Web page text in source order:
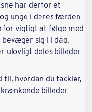
har derfor et
unge i deres færden
vigtigt at følge med
sig i i dag.
ulovligt deles billeder
til, hvordan du tackler,
billeder